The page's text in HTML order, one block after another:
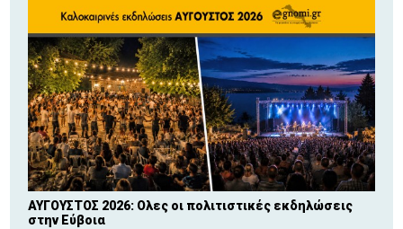
ΑΥΓΟΥΣΤΟΣ 2026: Ολες οι πολιτιστικές εκδηλώσεις
στην Εύβοια